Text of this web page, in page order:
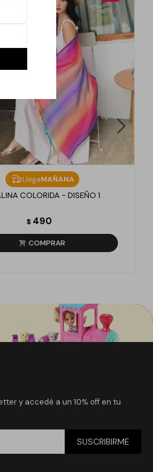
LlegaMAÑANA
COLORIDA - DISEÑO 1
$ 490
y accedé a un 10% off en tu
SUSCRIBIRME